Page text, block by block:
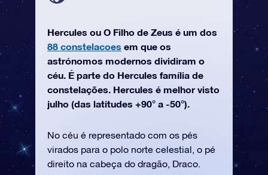
Hercules ou O Filho de Zeus é um dos
88 constelacoes em que os
astrónomos modernos dividiram o
céu. É parte do Hercules família de
constelações. Hercules é melhor visto
julho (das latitudes +90° a -50°).
No céu é representado com os pés
virados para o polo norte celestial, o pé
direito na cabeça do dragão, Draco.